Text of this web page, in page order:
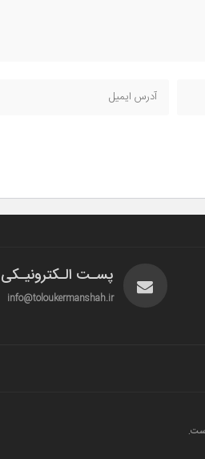
پسـت الـکترونیـکی
info@toloukermanshah.ir